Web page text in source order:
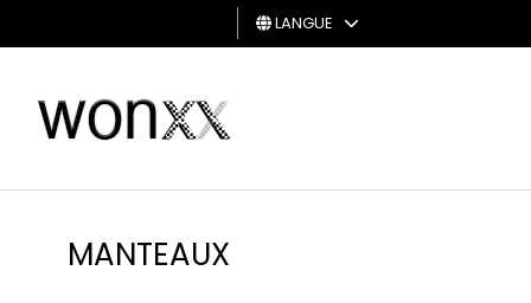
HOMME
CADEAU
LANGUE
MANTEAUX